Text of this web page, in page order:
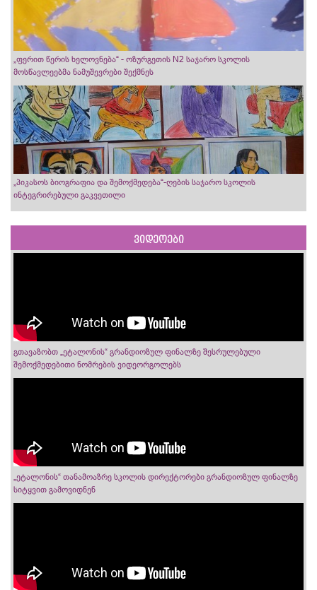
„ფერით წერის ხელოვნება“ - ოზურგეთის N2 საჯარო სკოლის
მოსწავლეებმა ნამუშევრები შექმნეს
„პიკასოს ბიოგრაფია და შემოქმედება“-ღების საჯარო სკოლის
ინტეგრირებული გაკვეთილი
ვიდეოები
გთავაზობთ „ეტალონის“ გრანდიოზულ ფინალზე შესრულებული
შემოქმედებითი ნომრების ვიდეორგოლებს
„ეტალონის“ თანამოაზრე სკოლის დირექტორები გრანდიოზულ ფინალზე
სიტყვით გამოვიდნენ